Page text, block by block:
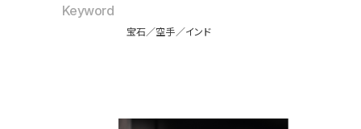
Keyword
宝石 空手 インド